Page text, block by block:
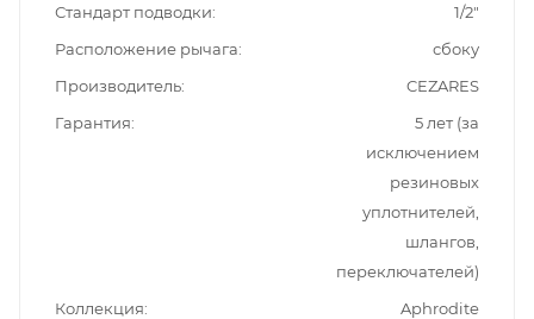
Стандарт подводки
1/2"
Расположение рычага
сбоку
Производитель
CEZARES
Гарантия
5 лет (за
исключением
резиновых
уплотнителей,
шлангов,
переключателей)
Коллекция
Aphrodite